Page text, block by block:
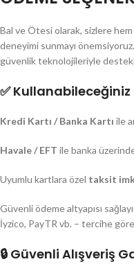
Bal ve Ötesi olarak, sizlere
deneyimi sunmayı
güvenlik teknolojileriyle
✅Kullanabileceğiniz
Kredi Kartı / Banka Kartı ile
Havale / EFT ile banka
Uyumlu kartlara özel taksit
Güvenli ödeme altyapısı
İyzico, PayTR vb. – tercihe
🔒 Güvenli Alışveriş